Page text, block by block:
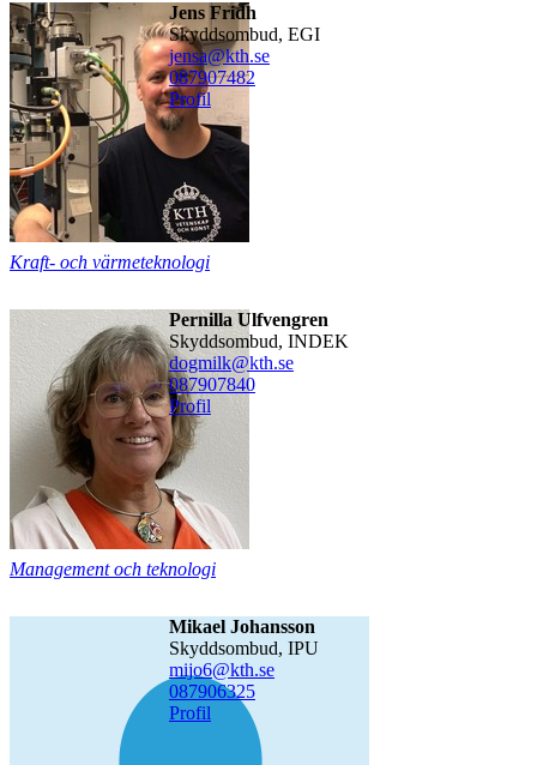
Jens Fridh
Skyddsombud, EGI
jensa@kth.se
087907482
Profil
Kraft- och värmeteknologi
Pernilla Ulfvengren
Skyddsombud, INDEK
dogmilk@kth.se
087907840
Profil
Management och teknologi
Mikael Johansson
Skyddsombud, IPU
mijo6@kth.se
087906325
Profil